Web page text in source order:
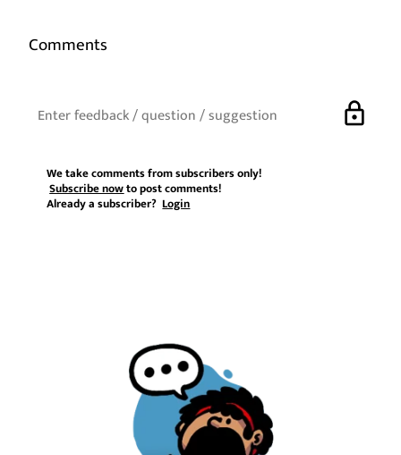
Comments
lock
We take comments from subscribers only!
Subscribe nowto post comments!
Already a subscriber?Login